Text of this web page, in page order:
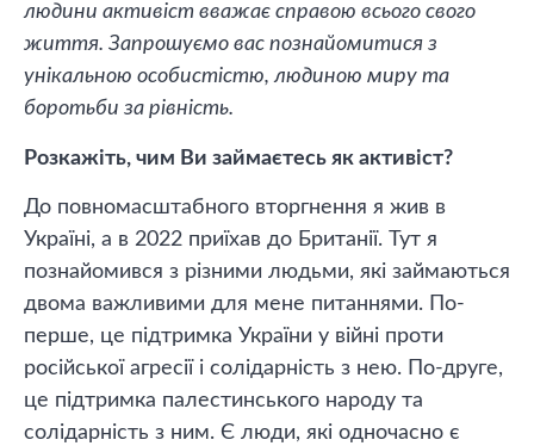
людини активіст вважає справою всього свого
життя. Запрошуємо вас познайомитися з
унікальною особистістю, людиною миру та
боротьби за рівність.
Розкажіть, чим Ви займаєтесь як активіст?
До повномасштабного вторгнення я жив в
Україні, а в 2022 приїхав до Британії. Тут я
познайомився з різними людьми, які займаються
двома важливими для мене питаннями. По-
перше, це підтримка України у війні проти
російської агресії і солідарність з нею. По-друге,
це підтримка палестинського народу та
солідарність з ним. Є люди, які одночасно є